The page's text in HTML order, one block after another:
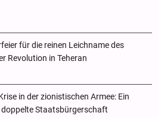
für die reinen Leichname des
Revolution in Teheran
in der zionistischen Armee: Ein
Staatsbürgerschaft